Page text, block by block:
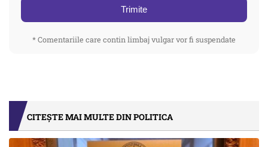
Trimite
* Comentariile care contin limbaj vulgar vor fi suspendate
CITEȘTE MAI MULTE DIN POLITICA